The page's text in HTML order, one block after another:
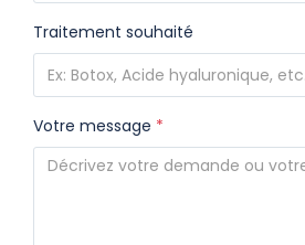
Traitement souhaité
Votre message *